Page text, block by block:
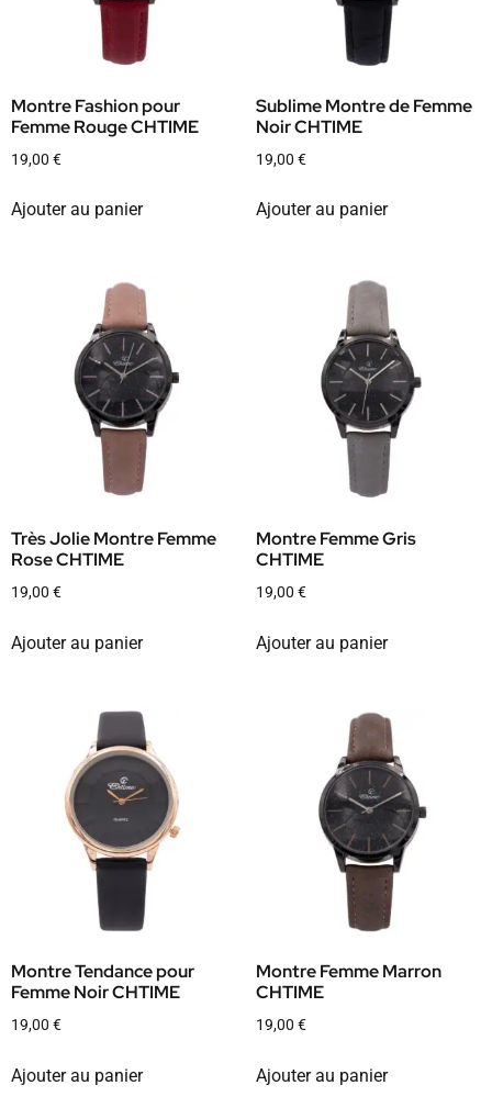
Montre Fashion pour
Femme Rouge CHTIME
19,00 €
Ajouter au panier
Sublime Montre de Femme
Noir CHTIME
19,00 €
Ajouter au panier
Très Jolie Montre Femme
Rose CHTIME
19,00 €
Ajouter au panier
Montre Femme Gris
CHTIME
19,00 €
Ajouter au panier
Montre Tendance pour
Femme Noir CHTIME
19,00 €
Ajouter au panier
Montre Femme Marron
CHTIME
19,00 €
Ajouter au panier